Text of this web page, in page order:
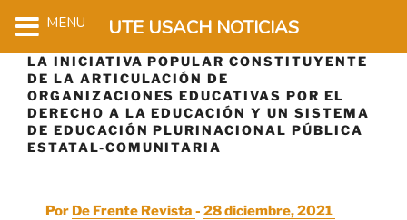
LA INICIATIVA POPULAR CONSTITUYENTE
DE LA ARTICULACIÓN DE
ORGANIZACIONES EDUCATIVAS POR EL
DERECHO A LA EDUCACIÓN Y UN SISTEMA
DE EDUCACIÓN PLURINACIONAL PÚBLICA
ESTATAL-COMUNITARIA
Por De Frente Revista - 28 diciembre, 2021
MENU UTE USACH NOTICIAS